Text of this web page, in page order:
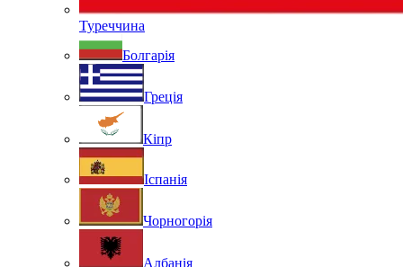
Туреччина
Болгарія
Греція
Кіпр
Іспанія
Чорногорія
Албанія